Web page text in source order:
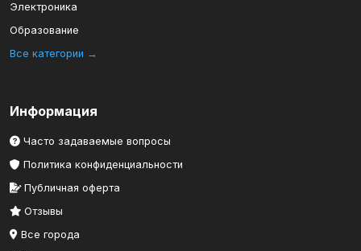
Электроника
Образование
Все категории →
Информация
Часто задаваемые вопросы
Политика конфиденциальности
Публичная оферта
Отзывы
Все города